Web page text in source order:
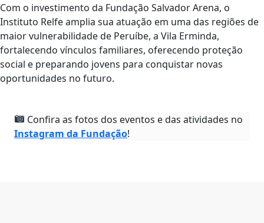
Com o investimento da Fundação Salvador Arena, o
Instituto Relfe amplia sua atuação em uma das regiões de
maior vulnerabilidade de Peruíbe, a Vila Erminda,
fortalecendo vínculos familiares, oferecendo proteção
social e preparando jovens para conquistar novas
oportunidades no futuro.
Confira as fotos dos eventos e das atividades no
Instagram da Fundação!